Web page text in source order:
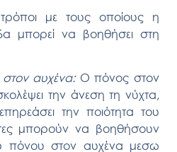
με τους οποίους η
μπορεί να βοηθήσει στη
στον αυχένα: Ο πόνος στον
την άνεση τη νύχτα,
την ποιότητα του
μπορούν να βοηθήσουν
πόνου στον αυχένα μεσω